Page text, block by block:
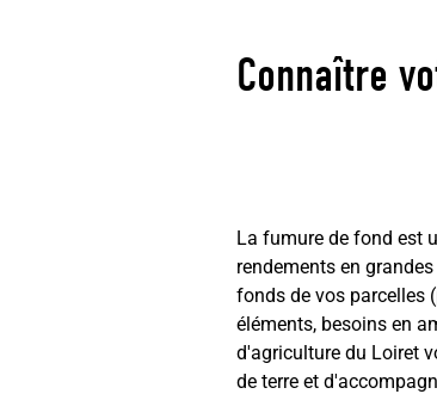
Connaître
La fumure de fond est
rendements en
fonds de vos parcelles
éléments, besoins en
d'agriculture du Loiret
de terre et